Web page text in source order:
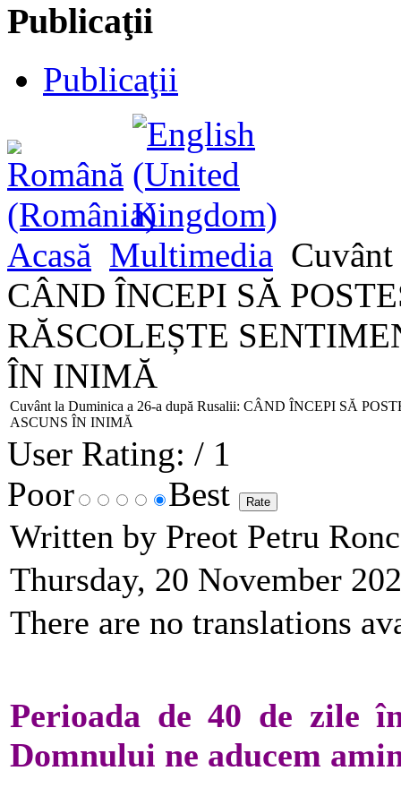
Publicaţii
Publicaţii
Acasă Multimedia
CÂND ÎNCEPI SĂ
RĂSCOLEȘTE
ÎN INIMĂ
Cuvânt la Duminica a 26-a după Rusalii: CÂND ÎNCEPI SĂ
ASCUNS ÎN INIMĂ
User Rating: / 1
Poor
Best
Written by Preot Petru
Thursday, 20 November
There are no translations
Perioada de 40 de zile
Domnului ne aducem